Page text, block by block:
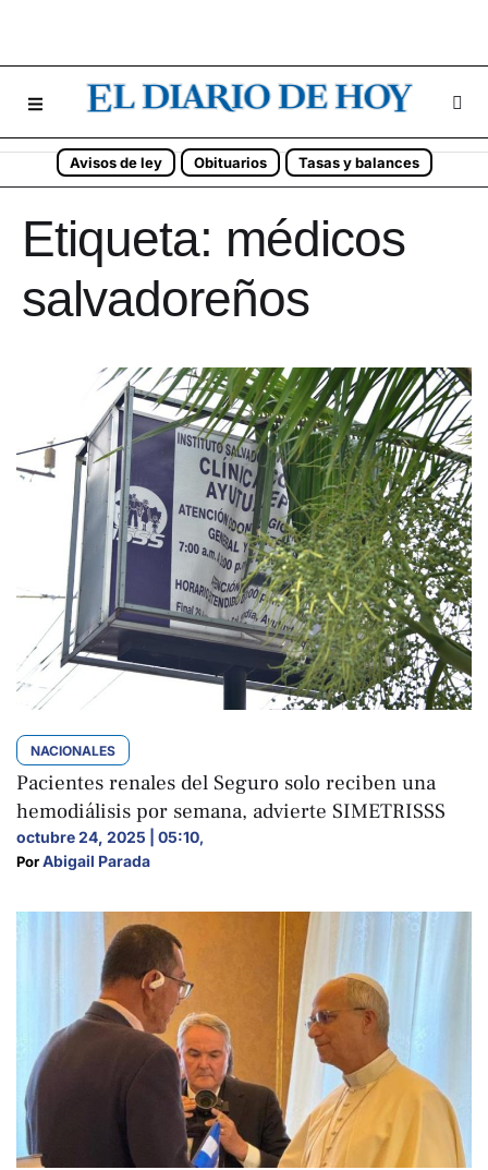
Avisos de ley Obituarios Tasas y balances
Etiqueta: médicos
salvadoreños
NACIONALES
Pacientes renales del Seguro solo reciben una
hemodiálisis por semana, advierte SIMETRISSS
octubre 24, 2025 | 05:10,
Por Abigail Parada